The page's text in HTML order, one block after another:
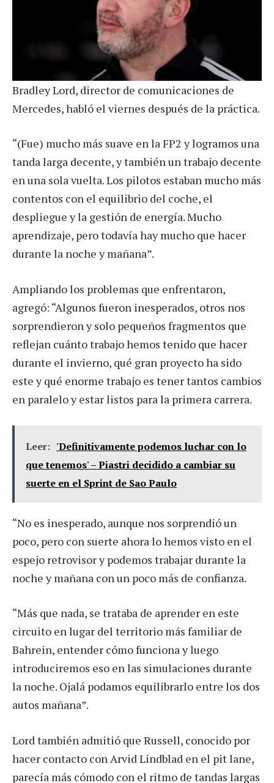
Bradley Lord, director de comunicaciones de
Mercedes, habló el viernes después de la práctica.
“(Fue) mucho más suave en la FP2 y logramos una
tanda larga decente, y también un trabajo decente
en una sola vuelta. Los pilotos estaban mucho más
contentos con el equilibrio del coche, el
despliegue y la gestión de energía. Mucho
aprendizaje, pero todavía hay mucho que hacer
durante la noche y mañana”.
Ampliando los problemas que enfrentaron,
agregó: “Algunos fueron inesperados, otros nos
sorprendieron y solo pequeños fragmentos que
reflejan cuánto trabajo hemos tenido que hacer
durante el invierno, qué gran proyecto ha sido
este y qué enorme trabajo es tener tantos cambios
en paralelo y estar listos para la primera carrera.
Leer: 'Definitivamente podemos luchar con lo
que tenemos' – Piastri decidido a cambiar su
suerte en el Sprint de Sao Paulo
“No es inesperado, aunque nos sorprendió un
poco, pero con suerte ahora lo hemos visto en el
espejo retrovisor y podemos trabajar durante la
noche y mañana con un poco más de confianza.
“Más que nada, se trataba de aprender en este
circuito en lugar del territorio más familiar de
Bahrein, entender cómo funciona y luego
introduciremos eso en las simulaciones durante
la noche. Ojalá podamos equilibrarlo entre los dos
autos mañana”.
Lord también admitió que Russell, conocido por
hacer contacto con Arvid Lindblad en el pit lane,
parecía más cómodo con el ritmo de tandas largas